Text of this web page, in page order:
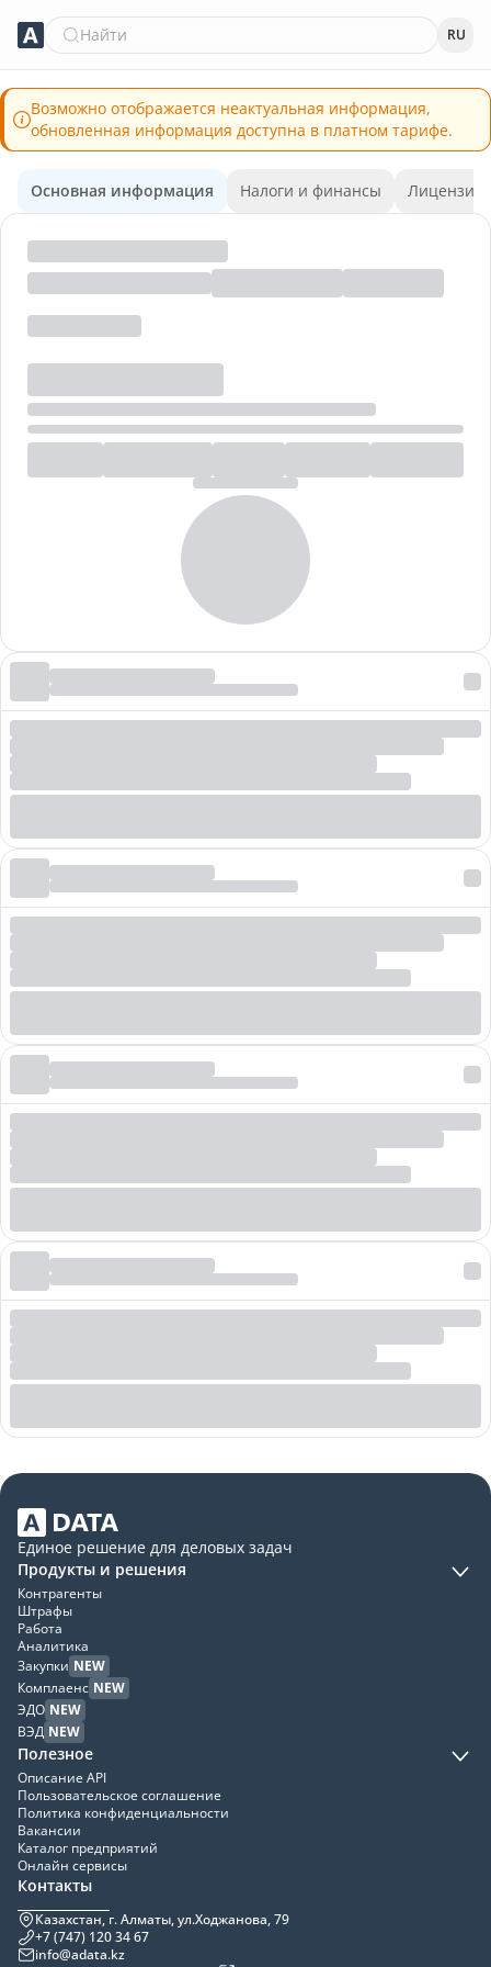
Найти RU
Возможно отображается неактуальная информация,
обновленная информация доступна в платном тарифе.
Основная информация Налоги и финансы Лицензии
Единое решение для деловых задач
Продукты и решения
Контрагенты
Штрафы
Работа
Аналитика
Закупки NEW
Комплаенс NEW
ЭДО NEW
ВЭД NEW
Полезное
Описание API
Пользовательское соглашение
Политика конфиденциальности
Вакансии
Каталог предприятий
Онлайн сервисы
Контакты
Казахстан, г. Алматы, ул.Ходжанова, 79
+7 (747) 120 34 67
info@adata.kz